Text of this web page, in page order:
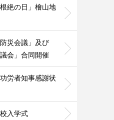
絶の日」檜山地
災会議」及び
会」合同開催
労者知事感謝状
入学式